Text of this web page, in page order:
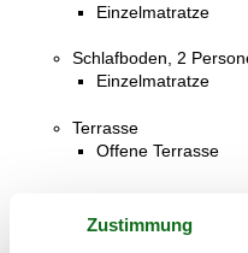
Einzelmatratze
Schlafboden, 2
Einzelmatratze
Terrasse
Offene Terrasse
Zustimmung